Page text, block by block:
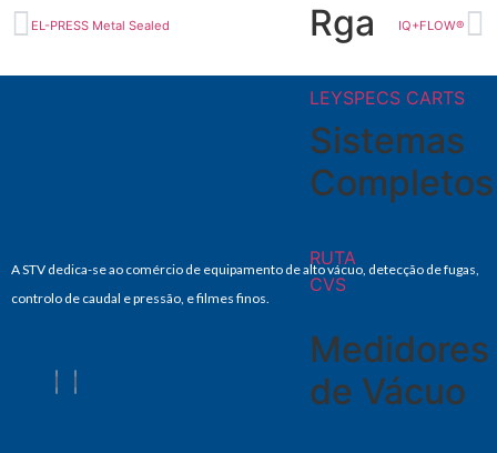
Rga
LEYSPECS CARTS
Sistemas
Completos
RUTA
CVS
Medidores
de Vácuo
EL-PRESS Metal Sealed IQ+FLOW®
A STV dedica-se ao comércio de equipamento de alto vácuo, detecção de fugas,
controlo de caudal e pressão, e filmes finos.